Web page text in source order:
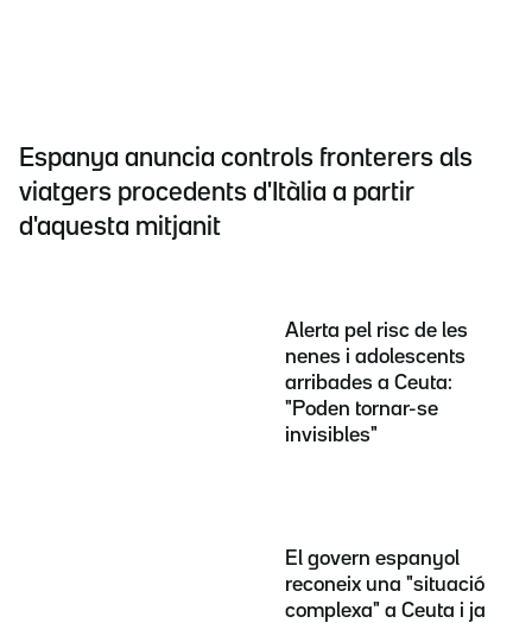
Espanya anuncia controls fronterers als
viatgers procedents d'Itàlia a partir
d'aquesta mitjanit
Alerta pel risc de les
nenes i adolescents
arribades a Ceuta:
"Poden tornar-se
invisibles"
El govern espanyol
reconeix una "situació
complexa" a Ceuta i ja